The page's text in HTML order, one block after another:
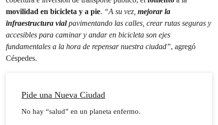
movilidad en bicicleta y a pie. “A su vez, mejorar la
infraestructura vialpavimentando las calles, crear rutas seguras y
accesibles para caminar y andar en bicicleta son ejes
fundamentales a la hora de repensar nuestra ciudad”, agregó
Céspedes.
Pide una Nueva Ciudad
No hay “salud” en un planeta enfermo.